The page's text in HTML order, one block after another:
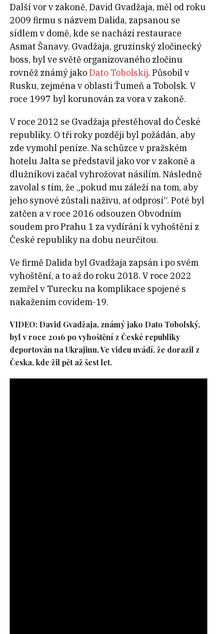
Další vor v zakoně, David Gvadžaja, měl od roku
2009 firmu s názvem Dalida, zapsanou se
sídlem v domě, kde se nachází restaurace
Asmat Šanavy. Gvadžaja, gruzínský zločinecký
boss, byl ve světě organizovaného zločinu
rovněž známý jakoDato Tobolskij. Působil v
Rusku, zejména v oblasti Ťumeň a Tobolsk. V
roce 1997 byl korunován za vora v zakoně.
V roce 2012 se Gvadžaja přestěhoval do České
republiky. O tři roky později byl požádán, aby
zde vymohl peníze. Na schůzce v pražském
hotelu Jalta se představil jako vor v zakoně a
dlužníkovi začal vyhrožovat násilím. Následně
zavolal s tím, že „pokud mu záleží na tom, aby
jeho synové zůstali naživu, ať odprosí“. Poté byl
zatčen a v roce 2016 odsouzen Obvodním
soudem pro Prahu 1 za vydírání k vyhoštění z
České republiky na dobu neurčitou.
Ve firmě Dalida byl Gvadžaja zapsán i po svém
vyhoštění, a to až do roku 2018. V roce 2022
zemřel v Turecku na komplikace spojené s
nakažením covidem-19.
VIDEO: David Gvadžaja, známý jako Dato Tobolský,
byl v roce 2016 po vyhoštění z České republiky
deportován na Ukrajinu. Ve videu uvádí, že dorazil z
Česka, kde žil pět až šest let.